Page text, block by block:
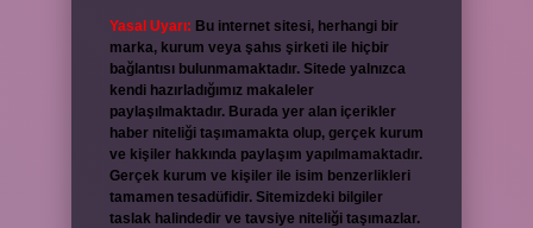
Yasal Uyarı: Bu internet sitesi, herhangi bir
marka, kurum veya şahıs şirketi ile hiçbir
bağlantısı bulunmamaktadır. Sitede yalnızca
kendi hazırladığımız makaleler
paylaşılmaktadır. Burada yer alan içerikler
haber niteliği taşımamakta olup, gerçek kurum
ve kişiler hakkında paylaşım yapılmamaktadır.
Gerçek kurum ve kişiler ile isim benzerlikleri
tamamen tesadüfidir. Sitemizdeki bilgiler
taslak halindedir ve tavsiye niteliği taşımazlar.